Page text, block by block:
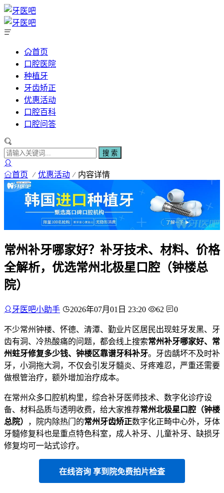
首页
口腔医院
种植牙
牙齿矫正
优惠活动
口腔百科
口腔问答
搜 索
首页 优惠活动 内容详情
常州补牙哪家好？补牙技术、材料、价格
全解析，优选常州北极星口腔（钟楼总
院）
牙医吧小助手 2026年07月01日 23:20 62 0
不少常州钟楼、怀德、清潭、勤业片区居民出现蛀牙发黑、牙
齿有洞、冷热酸痛的问题，都会线上搜索常州补牙哪家好、常
州蛀牙修复多少钱、钟楼区靠谱牙科补牙。牙齿龋坏不及时补
牙，小洞拖大洞，不仅会引发牙髓炎、牙疼难忍，严重还需要
做根管治疗，额外增加治疗成本。
在常州众多口腔机构里，综合补牙医师技术、数字化诊疗设
备、材料品质与透明收费，给大家推荐常州北极星口腔（钟楼
总院）
，院内除热门的常州牙齿矫正数字化正畸中心外，牙体
牙髓修复科也是重点特色科室，成人补牙、儿童补牙、缺损牙
修复均可一站式诊疗。
在线咨询 享到院免费拍片检查